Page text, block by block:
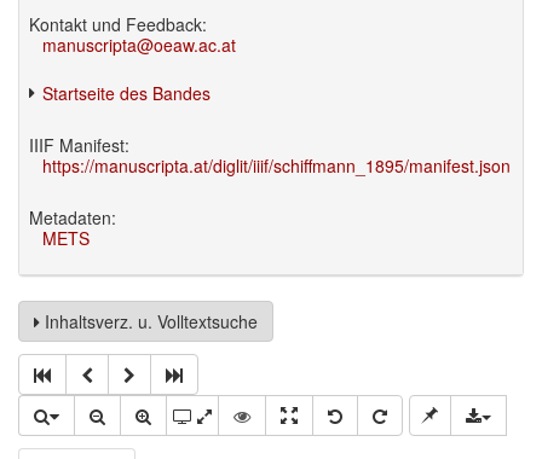
Kontakt und Feedback:
manuscripta@oeaw.ac.at
Startseite des Bandes
IIIF Manifest:
https://manuscripta.at/diglit/iiif/schiffmann_1895/manifest.json
Metadaten:
METS
Inhaltsverz. u. Volltextsuche